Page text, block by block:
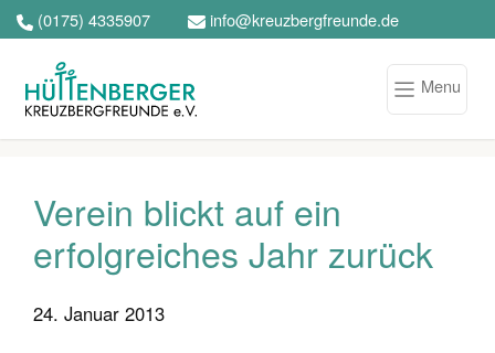
(0175) 4335907 info@kreuzbergfreunde.de
Menu
Verein blickt auf ein
erfolgreiches Jahr zurück
24. Januar 2013